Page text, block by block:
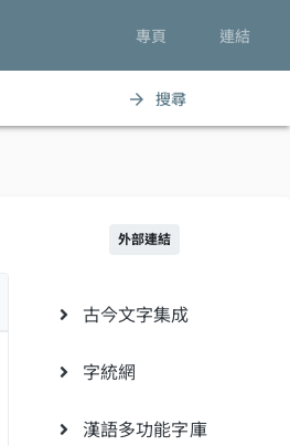
專頁 連結
arrow_forward 搜尋
外部連結
古今文字集成
字統網
漢語多功能字庫